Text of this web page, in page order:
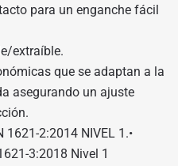
para un enganche fácil
extraíble.
que se adaptan a la
asegurando un ajuste
2:2014 NIVEL 1.•
3:2018 Nivel 1